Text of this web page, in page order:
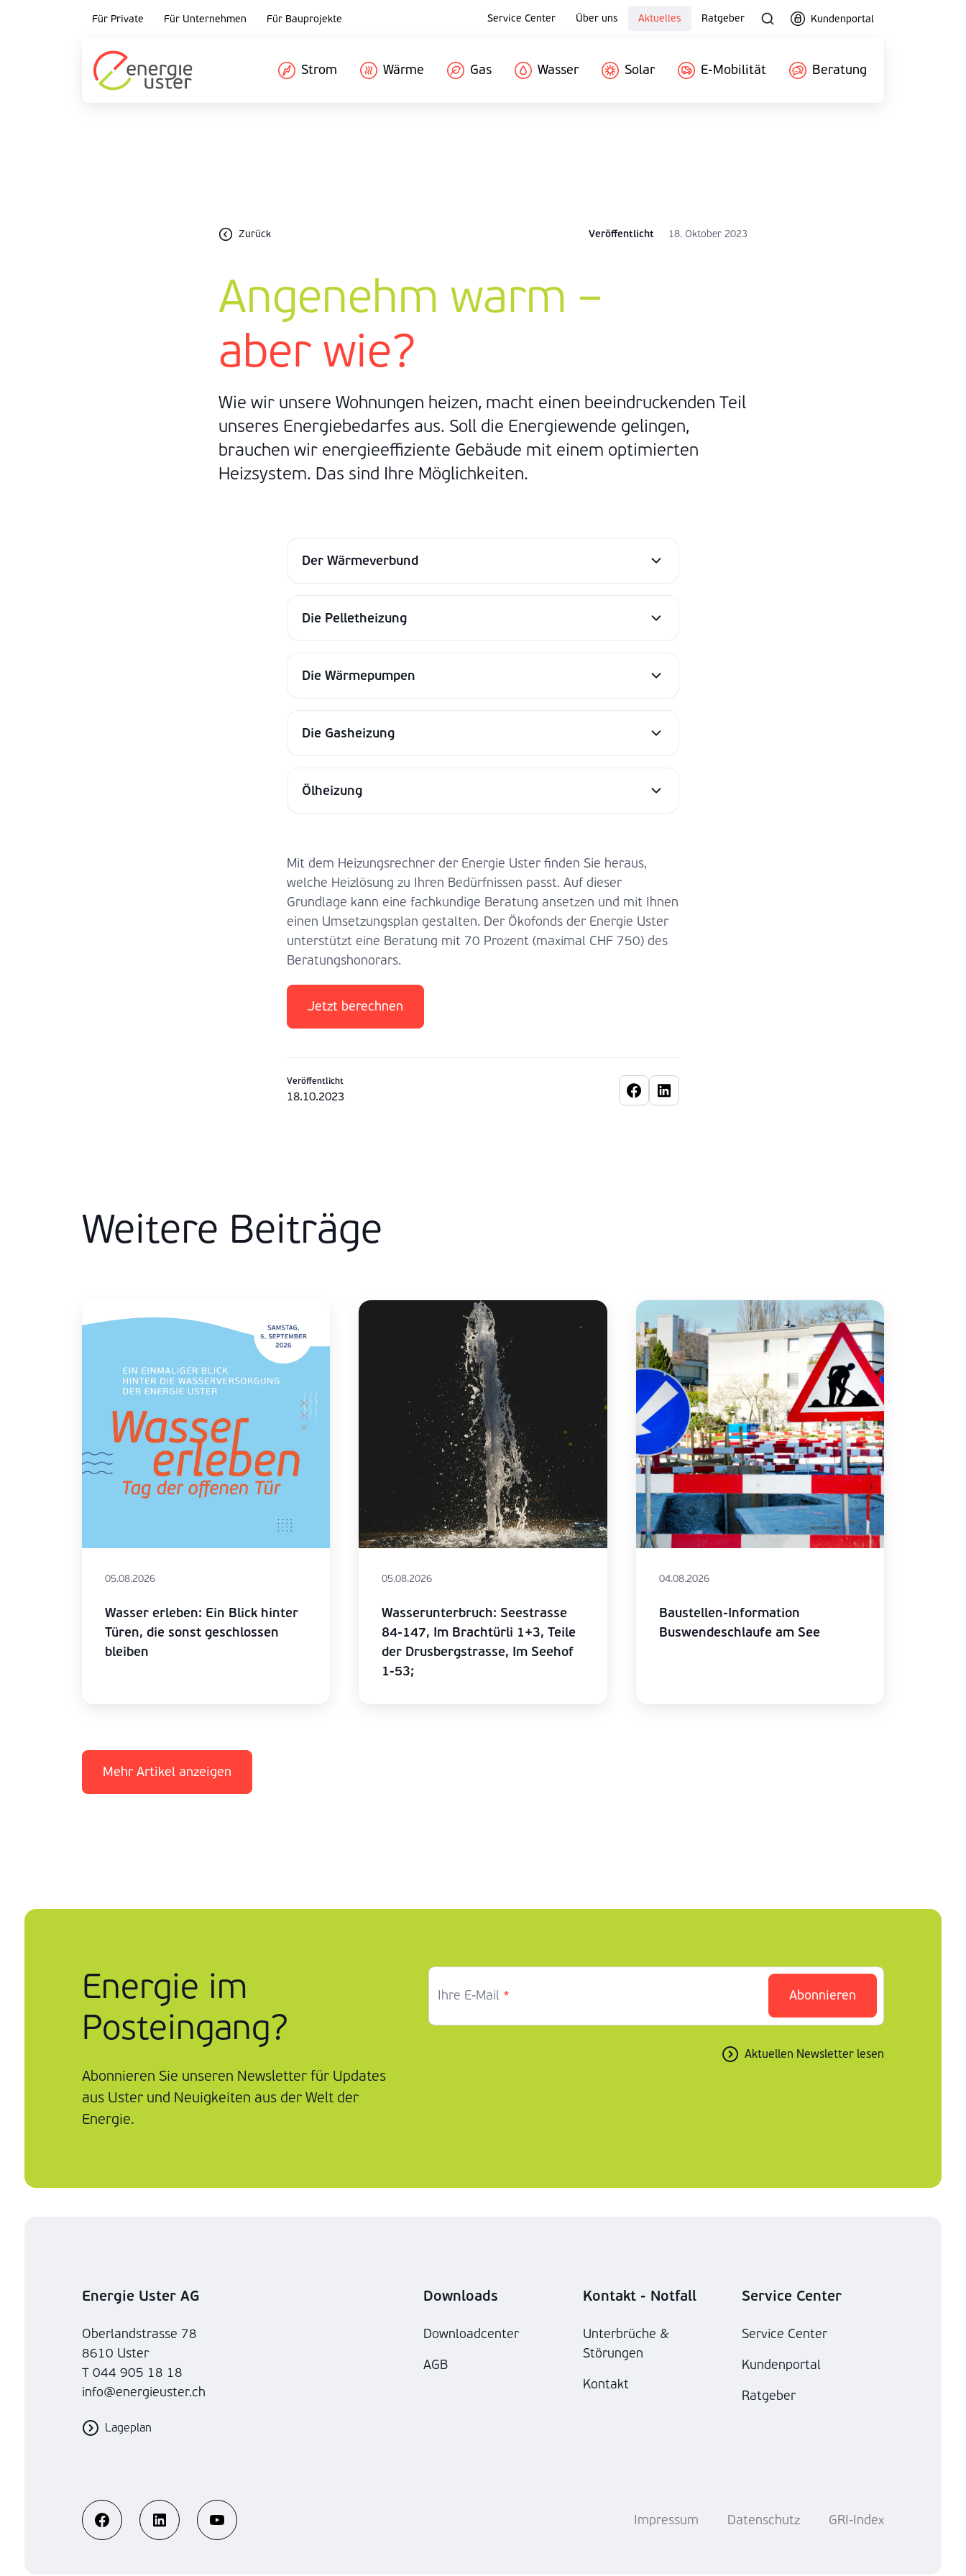
Für Private Für Unternehmen Für Bauprojekte Service Center Über uns Aktuelles Ratgeber Kundenportal
Strom Wärme Gas Wasser Solar E-Mobilität Beratung
Zurück Veröffentlicht 18. Oktober 2023
Angenehm warm –
aber wie?
Wie wir unsere Wohnungen heizen, macht einen beeindruckenden Teil
unseres Energiebedarfes aus. Soll die Energiewende gelingen,
brauchen wir energieeffiziente Gebäude mit einem optimierten
Heizsystem. Das sind Ihre Möglichkeiten.
Der Wärmeverbund
Die Pelletheizung
Die Wärmepumpen
Die Gasheizung
Ölheizung
Mit dem Heizungsrechner der Energie Uster finden Sie heraus,
welche Heizlösung zu Ihren Bedürfnissen passt. Auf dieser
Grundlage kann eine fachkundige Beratung ansetzen und mit Ihnen
einen Umsetzungsplan gestalten. Der Ökofonds der Energie Uster
unterstützt eine Beratung mit 70 Prozent (maximal CHF 750) des
Beratungshonorars.
Jetzt berechnen
Veröffentlicht
18.10.2023
Weitere Beiträge
05.08.2026
Wasser erleben: Ein Blick hinter
Türen, die sonst geschlossen
bleiben
05.08.2026
Wasserunterbruch: Seestrasse
84-147, Im Brachtürli 1+3, Teile
der Drusbergstrasse, Im Seehof
1-53;
04.08.2026
Baustellen-Information
Buswendeschlaufe am See
Mehr Artikel anzeigen
Energie im
Posteingang?
Abonnieren Sie unseren Newsletter für Updates
aus Uster und Neuigkeiten aus der Welt der
Energie.
Ihre E-Mail * Abonnieren
Aktuellen Newsletter lesen
Energie Uster AG
Oberlandstrasse 78
8610 Uster
T 044 905 18 18
info@energieuster.ch
Lageplan
Downloads
Downloadcenter
AGB
Kontakt - Notfall
Unterbrüche &
Störungen
Kontakt
Service Center
Service Center
Kundenportal
Ratgeber
Impressum Datenschutz GRI-Index